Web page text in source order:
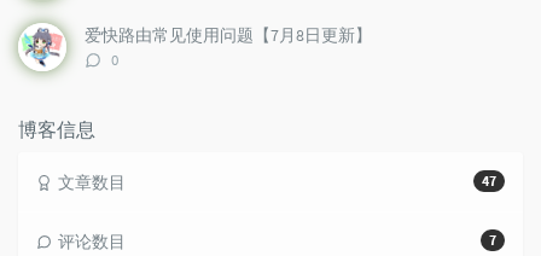
数：
爱快路由常见使用问题【7月8日更新】
评
0
博客信息
47
文章数目
7
评论数目